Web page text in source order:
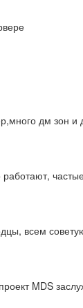
дм зон
всем
MDS